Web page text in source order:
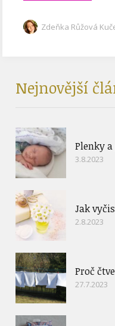
Zdeňka Růžová
Nejnovější
Plenky
3.8.2023
Jak
2.8.2023
Proč
27.7.2023